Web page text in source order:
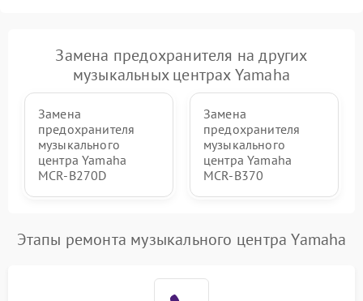
Замена предохранителя на других
музыкальных центрах Yamaha
Замена
предохранителя
музыкального
центра Yamaha
MCR-B270D
Замена
предохранителя
музыкального
центра Yamaha
MCR-B370
Этапы ремонта музыкального центра Yamaha